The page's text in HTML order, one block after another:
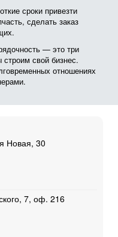
сроки привезти
сделать заказ
— это три
свой бизнес.
отношениях
Новая, 30
7, оф. 216